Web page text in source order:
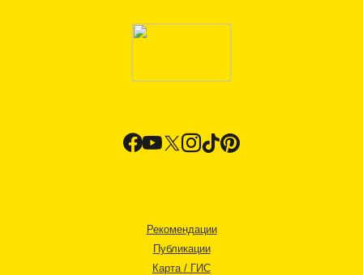
Рекомендации
Публикации
Карта / ГИС